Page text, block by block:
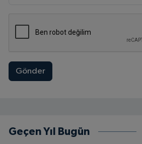
Gönder
Geçen Yıl Bugün